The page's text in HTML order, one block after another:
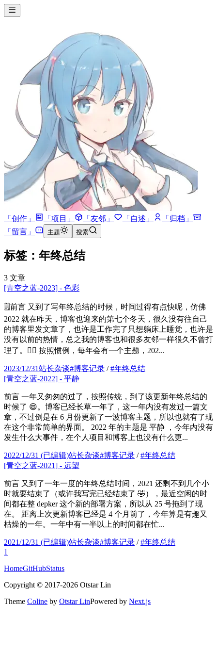
「 创作 」 「 项目 」 「友邻 」 「 自述 」 「 归档 」
「 留言 」 主题 搜索
标签：年终总结
3 文章
[青空之蓝-2023] - 色彩
🗒️前言 又到了写年终总结的时候，时间过得有点快呢，仿佛
2022 就在昨天，博客也迎来的第七个冬天，很久没有往自己
的博客里发文章了，也许是工作完了只想躺床上睡觉，也许是
没有以前的热情，总之我的博客也和很多友邻一样很久不曾打
理了。😶‍🌫️ 按照惯例，每年会有一个主题，202...
2023/12/31站长杂谈#博客记录 /#年终总结
[青空之蓝-2022] - 平静
前言 一年又匆匆的过了，按照传统，到了该更新年终总结的
时候了 😄。博客已经长草一年了，这一年内没有发过一篇文
章，不过倒是在 6 月份更新了一波博客主题，所以也就有了现
在这个非常简单的界面。 2022 年的主题是 平静 ，今年内没有
发生什么大事件，在个人项目和博客上也没有什么更...
2022/12/31 (已编辑)站长杂谈#博客记录 /#年终总结
[青空之蓝-2021] - 远望
前言 又到了一年一度的年终总结时间，2021 还剩不到几个小
时就要结束了（或许我写完已经结束了 🤣），最近空闲的时
间都在整 depker 这个新的部署方案，所以从 25 号拖到了现
在。 距离上次更新博客已经是 4 个月前了，今年算是有趣又
枯燥的一年。一年中有一半以上的时间都在忙...
2021/12/31 (已编辑)站长杂谈#博客记录 /#年终总结
1
HomeGitHubStatus
Copyright © 2017-2026 Otstar Lin
Theme Coline by Otstar LinPowered by Next.js